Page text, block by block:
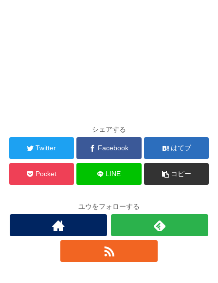
シェアする
Twitter Facebook はてブ
Pocket LINE コピー
ユウをフォローする